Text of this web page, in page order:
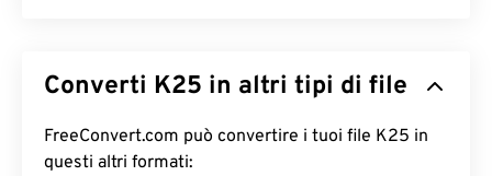
fotocameraDC25di Kodak, che includeva un
373 pixel. Negli anni '90 e 2000, era uno dei tipi di
file RAW prodotti dalle fotocamere digitali
Converti K25 in altri tipi di file
FreeConvert.com può convertire i tuoi file K25 in
questi altri formati: